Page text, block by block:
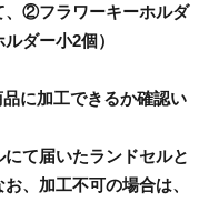
、②フラワーキーホルダ
ルダー小2個）
に加工できるか確認い
て届いたランドセルと
、加工不可の場合は、